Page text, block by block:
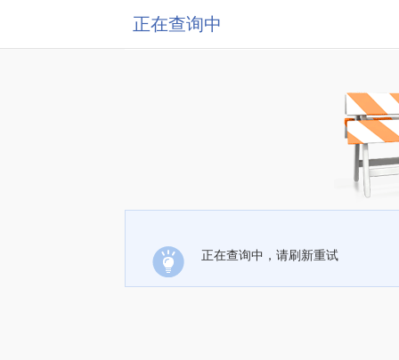
正在查询中
正在查询中，请刷新重试